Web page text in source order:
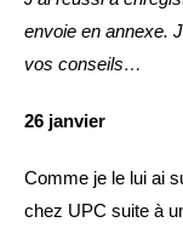
envoie en annexe.
vos conseils…
26 janvier
Comme je le lui ai
chez UPC suite à